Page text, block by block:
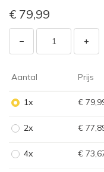
€ 79,99
− +
Aantal Prijs
1x €
2x €
4x €